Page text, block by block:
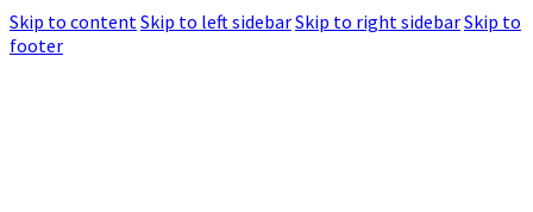
Skip to contentSkip to left sidebarSkip to right sidebarSkip to
footer